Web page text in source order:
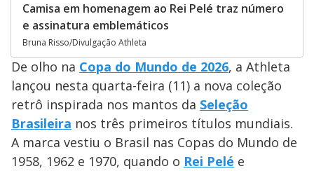
Camisa em homenagem ao Rei Pelé traz número
e assinatura emblemáticos
Bruna Risso/Divulgação Athleta
De olho na Copa do Mundo de 2026, a Athleta
lançou nesta quarta-feira (11) a nova coleção
retrô inspirada nos mantos da Seleção
Brasileira nos três primeiros títulos mundiais.
A marca vestiu o Brasil nas Copas do Mundo de
1958, 1962 e 1970, quando o Rei Pelé e